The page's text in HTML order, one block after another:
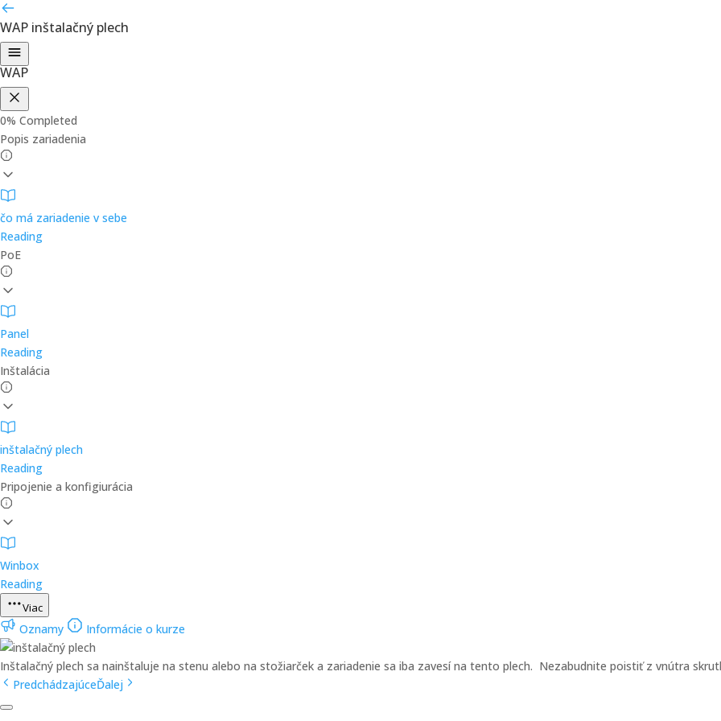
WAP inštalačný plech
WAP
0% Completed
Popis zariadenia
čo má zariadenie v sebe
Reading
PoE
Panel
Reading
Inštalácia
inštalačný plech
Reading
Pripojenie a konfigiurácia
Winbox
Reading
Viac
Oznamy Informácie o kurze
Inštalačný plech sa nainštaluje na stenu alebo na stožiarček a zariadenie sa iba zavesí na tento plech. Nezabudnite poistiť z vnútra
PredchádzajúceĎalej